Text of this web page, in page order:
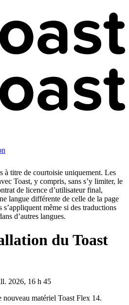
à titre de courtoisie uniquement. Les
Toast, y compris, sans s’y limiter, le
de licence d’utilisateur final,
langue différente de celle de la page
même si des traductions
d’autres langues.
du Toast
2026, 16 h 45
matériel Toast Flex 14.